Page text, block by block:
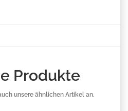
Produkte
unsere ähnlichen Artikel an.